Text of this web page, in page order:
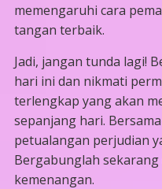
memengaruhi cara
tangan terbaik.
Jadi, jangan tunda lagi!
hari ini dan nikmati
terlengkap yang akan
sepanjang hari.
petualangan perjudian
Bergabunglah
kemenangan.